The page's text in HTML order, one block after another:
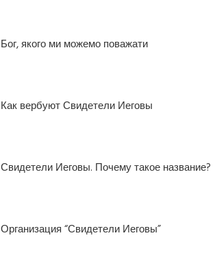
Бог, якого ми можемо поважати
Как вербуют Свидетели Иеговы
Свидетели Иеговы. Почему такое название?
Организация “Свидетели Иеговы”